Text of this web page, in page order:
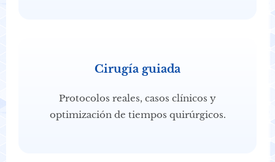
Cirugía guiada
Protocolos reales, casos clínicos y
optimización de tiempos quirúrgicos.